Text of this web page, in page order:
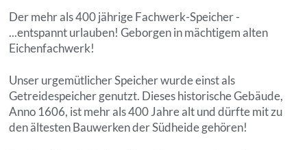
Der mehr als 400 jährige Fachwerk-Speicher -
...entspannt urlauben! Geborgen in mächtigem alten
Eichenfachwerk!
Unser urgemütlicher Speicher wurde einst als
Getreidespeicher genutzt. Dieses historische Gebäude,
Anno 1606, ist mehr als 400 Jahre alt und dürfte mit zu
den ältesten Bauwerken der Südheide gehören!